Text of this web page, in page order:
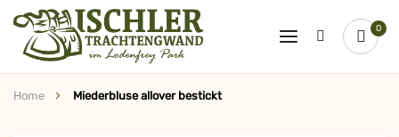
0
Home Miederbluse allover bestickt